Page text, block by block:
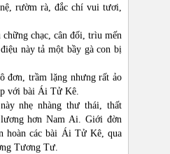
rườm rà, đắc chí vui tươi,
chạc, cân đối, trìu mến
này tả một bầy gà con bị
đơn, trầm lặng nhưng rất ảo
với bài Ái Tử Kê.
nhẹ nhàng thư thái, thất
hơn Nam Ai. Giới đờn
hoàn các bài Ái Tử Kê, qua
Tương Tư.